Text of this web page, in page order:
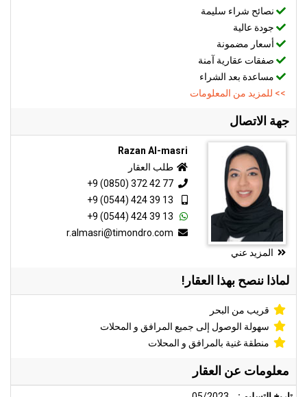
نصائح شراء سليمة
جودة عالية
أسعار مضمونة
صفقات عقارية آمنة
مساعدة بعد الشراء
>> للمزيد من المعلومات
جهة الاتصال
المزيد عني
Razan Al-masri
طلب العقار
+9 (0850) 372 42 77
+9 (0544) 424 39 13
+9 (0544) 424 39 13
لماذا ننصح بهذا العقار!
قريب من البحر
سهولة الوصول إلى جميع المرافق و المحلات
منطقة غنية بالمرافق و المحلات
معلومات عن العقار